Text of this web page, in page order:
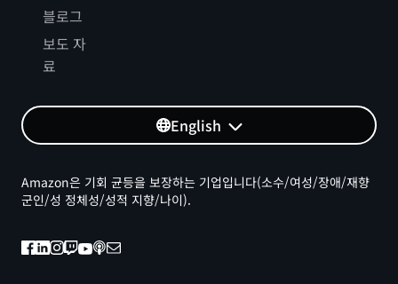
블로그
보도 자
료
English
Amazon은 기회 균등을 보장하는 기업입니다(소수/여성/장애/재향
군인/성 정체성/성적 지향/나이).